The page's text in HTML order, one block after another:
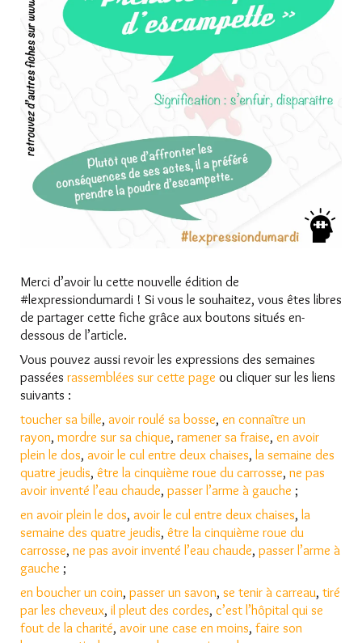
Merci d’avoir lu cette nouvelle édition de
#lexpressiondumardi ! Si vous le souhaitez, vous êtes libres
de partager cette fiche grâce aux boutons situés en-
dessous de l’article.
Vous pouvez aussi revoir les expressions des semaines
passées rassemblées sur cette page ou cliquer sur les liens
suivants :
toucher sa bille, avoir roulé sa bosse, en connaître un
rayon, mordre sur sa chique, ramener sa fraise, en avoir
plein le dos, avoir le cul entre deux chaises, la semaine des
quatre jeudis, être la cinquième roue du carrosse, ne pas
avoir inventé l’eau chaude, passer l’arme à gauche ;
en avoir plein le dos, avoir le cul entre deux chaises, la
semaine des quatre jeudis, être la cinquième roue du
carrosse, ne pas avoir inventé l’eau chaude, passer l’arme à
gauche ;
en boucher un coin, passer un savon, se tenir à carreau, tiré
par les cheveux, il pleut des cordes, c’est l’hôpital qui se
fout de la charité, avoir une case en moins, faire son